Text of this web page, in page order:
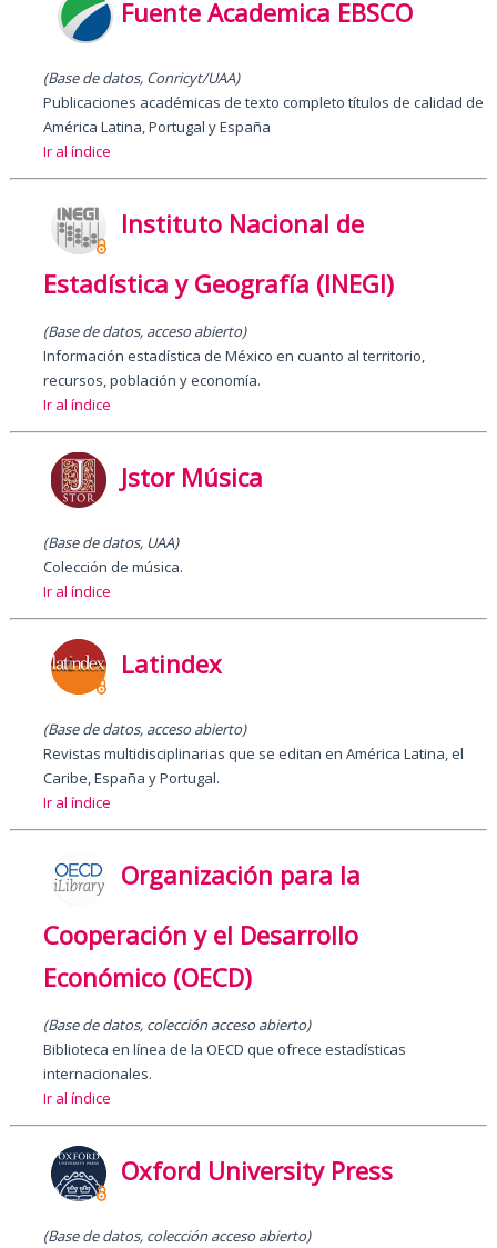
Fuente Academica EBSCO
(Base de datos, Conricyt/UAA)
Publicaciones académicas de texto completo títulos de calidad de
América Latina, Portugal y España
Ir al índice
Instituto Nacional de
Estadística y Geografía (INEGI)
(Base de datos, acceso abierto)
Información estadística de México en cuanto al territorio,
recursos, población y economía.
Ir al índice
Jstor Música
(Base de datos, UAA)
Colección de música.
Ir al índice
Latindex
(Base de datos, acceso abierto)
Revistas multidisciplinarias que se editan en América Latina, el
Caribe, España y Portugal.
Ir al índice
Organización para la
Cooperación y el Desarrollo
Económico (OECD)
(Base de datos, colección acceso abierto)
Biblioteca en línea de la OECD que ofrece estadísticas
internacionales.
Ir al índice
Oxford University Press
(Base de datos, colección acceso abierto)